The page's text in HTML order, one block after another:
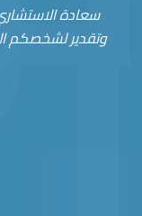
سعادة
وتقدير لشخصكم